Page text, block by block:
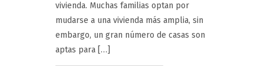
vivienda. Muchas familias optan por
mudarse a una vivienda más amplia, sin
embargo, un gran número de casas son
aptas para […]